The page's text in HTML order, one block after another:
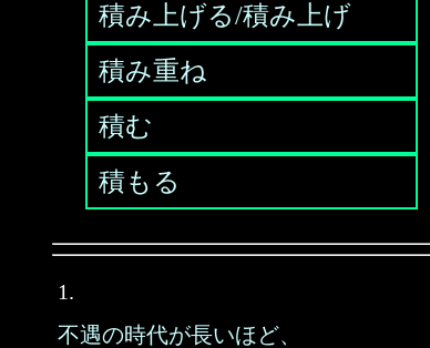
積み上げる/積み上げ
積み重ね
積む
積もる
1.
不遇の時代が長いほど、